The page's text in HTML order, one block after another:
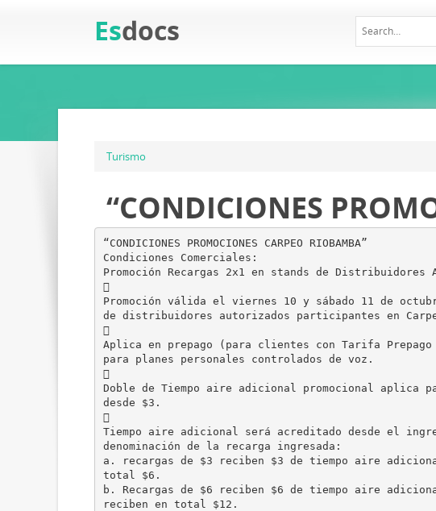
Esdocs
Turismo
“CONDICIONES
“CONDICIONES PROMOCIONES CARPEO RIOBAMBA”
Condiciones Comerciales:
Promoción Recargas 2x1 en stands de Distribuidores

Promoción válida el viernes 10 y sábado 11 de
de distribuidores autorizados participantes en

Aplica en prepago (para clientes con Tarifa
para planes personales controlados de voz.

Doble de Tiempo aire adicional promocional aplica
desde $3.

Tiempo aire adicional será acreditado desde el
denominación de la recarga ingresada:
a. recargas de $3 reciben $3 de tiempo aire
total $6.
b. Recargas de $6 reciben $6 de tiempo aire
reciben en total $12.